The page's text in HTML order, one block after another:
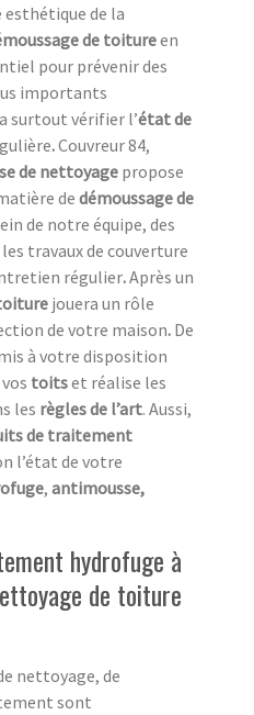
de la
de toitureen
pour prévenir des
importants
surtout vérifier l’état de
.Couvreur 84,
de nettoyagepropose
de démoussage de
de notre équipe, des
travaux de couverture
régulier.Après un
jouera un rôle
de votre maison. De
à votre disposition
vos toitset réalise les
les règles de l’art. Aussi,
de traitement
l’état de votre
, antimousse,
hydrofuge à
de toiture
nettoyage, de
sont